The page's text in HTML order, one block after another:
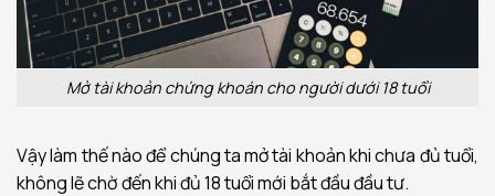
Mở tài khoản chứng khoán cho người dưới 18 tuổi
Vậy làm thế nào để chúng ta mở tài khoản khi chưa đủ tuổi,
không lẽ chờ đến khi đủ 18 tuổi mới bắt đầu đầu tư.